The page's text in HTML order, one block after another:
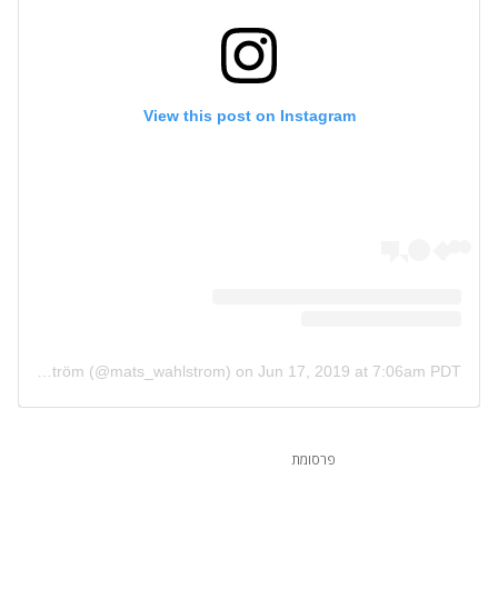
View this post on Instagram
A post shared by Mats Wahlström (@mats_wahlstrom) on Jun 17, 2019 at 7:06am PDT
פרסומת